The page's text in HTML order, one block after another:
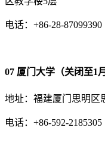
电话：+86-28-87099390
07 厦门大学（关闭至1
地址：福建厦门思明区
电话：+86-592-2185305